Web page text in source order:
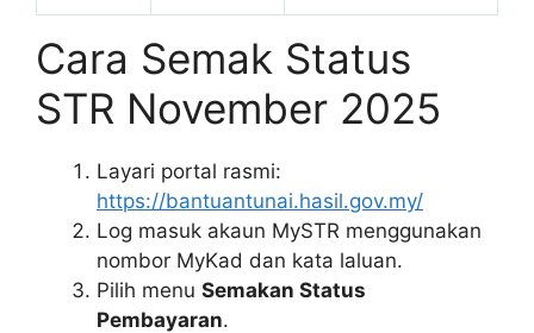
Cara Semak Status
STR November 2025
Layari portal rasmi:
https://bantuantunai.hasil.gov.my/
Log masuk akaun MySTR menggunakan
nombor MyKad dan kata laluan.
Pilih menu Semakan Status
Pembayaran.